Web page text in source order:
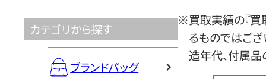
カテゴリから探す
ブランドバッグ
※買取実績の『買
るものではござ
造年代、付属品